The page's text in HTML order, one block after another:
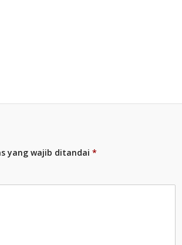
yang wajib ditandai *